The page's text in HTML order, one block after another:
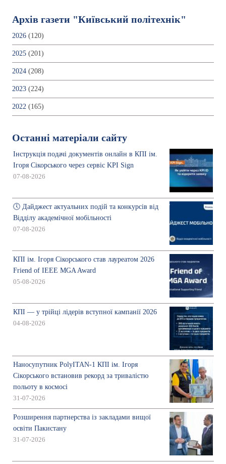
Архів газети "Київський політехнік"
2026 (120)
2025 (201)
2024 (208)
2023 (224)
2022 (165)
Останні матеріали сайту
Інструкція подачі документів онлайн в КПІ ім.
Ігоря Сікорського через сервіс KPI Sign
07-08-2026
🕔 Дайджест актуальних подій та конкурсів від
Відділу академічної мобільності
07-08-2026
КПІ ім. Ігоря Сікорського став лауреатом 2026
Friend of IEEE MGA Award
05-08-2026
КПІ — у трійці лідерів вступної кампанії 2026
04-08-2026
Наносупутник PolyITAN-1 КПІ ім. Ігоря
Сікорського встановив рекорд за тривалістю
польоту в космосі
31-07-2026
Розширення партнерства із закладами вищої
освіти Пакистану
31-07-2026